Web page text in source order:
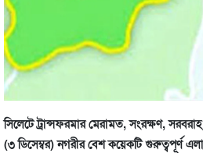
সিলেটে ট্রান্সফরমার মেরামত, সংরক্ষণ,
(৩ ডিসেম্বর) নগরীর বেশ কয়েকটি গুরুত্বপূর্ণ